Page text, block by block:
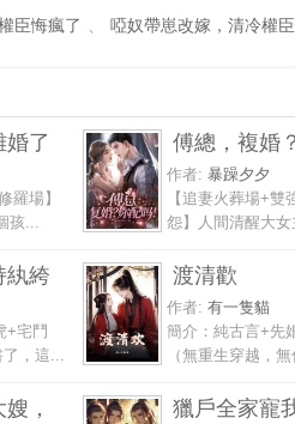
臣悔瘋了 、 啞奴帶崽改嫁，清冷權
婚了
羅場】
孩...
傅總，複婚
作者: 暴躁夕夕
【追妻火葬場+
怨】人間清醒大
紈絝
+宅鬥
，這...
渡清歡
作者: 有一隻貓
簡介：純古言+先
（無重生穿越，
，
獵戶全家寵